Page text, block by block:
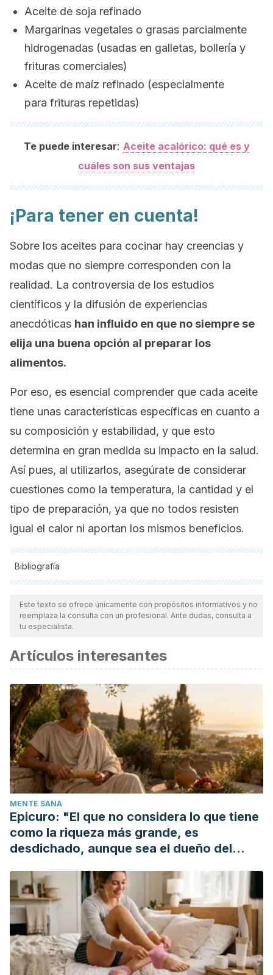
Aceite de soja refinado
Margarinas vegetales o grasas parcialmente
hidrogenadas (usadas en galletas, bollería y
frituras comerciales)
Aceite de maíz refinado (especialmente
para frituras repetidas)
Te puede interesar: Aceite acalórico: qué es y
cuáles son sus ventajas
¡Para tener en cuenta!
Sobre los aceites para cocinar hay creencias y
modas que no siempre corresponden con la
realidad. La controversia de los estudios
científicos y la difusión de experiencias
anecdóticas han influido en que no siempre se
elija una buena opción al preparar los
alimentos.
Por eso, es esencial comprender que cada aceite
tiene unas características específicas en cuanto a
su composición y estabilidad, y que esto
determina en gran medida su impacto en la salud.
Así pues, al utilizarlos, asegúrate de considerar
cuestiones como la temperatura, la cantidad y el
tipo de preparación, ya que no todos resisten
igual el calor ni aportan los mismos beneficios.
Bibliografía
Todas las fuentes citadas fueron revisadas a profundidad por
nuestro equipo, para asegurar su calidad, confiabilidad,
vigencia y validez.La bibliografía de este artículo fue
científica.
Bilal, R. M., Liu, C., Zhao, H., Wang, Y., Farag, M. R.,
Alagawany, M., Hassan, F. U., Elnesr, S. S., Elwan, H. A. M.,
Qiu, H., & Lin, Q. (2021). Olive Oil: Nutritional Applications,
Beneficial Health Aspects and its Prospective Application in
Poultry Production.Frontiers in pharmacology,12, 723040.
https://pmc.ncbi.nlm.nih.gov/articles/PMC8424077/
Chiavarini, M., Rosignoli, P., Giacchetta, I., & Fabiani, R.
(2024). Health Outcomes Associated with Olive Oil Intake:
An Umbrella Review of Meta-Analyses.
https://www.mdpi.com/2304-8158/13/16/2619
Flores, M., Saravia, C., Vergara, C. E., Avila, F., Valdés, H., &
Properties, and Applications.
Molecules (Basel,
Switzerland)
, 24(11), 2172.
https://pmc.ncbi.nlm.nih.gov/articles/PMC6600360/
Foscolou, A., Critselis, E., & Panagiotakos, D. (2018). Olive
oil consumption and human health: A narrative review.
Maturitas,118, 60-66.
Este texto se ofrece únicamente con propósitos informativos y no
reemplaza la consulta con un profesional. Ante dudas, consulta a
tu especialista.
Artículos interesantes
MENTE SANA
Epicuro: "El que no considera lo que tiene
como la riqueza más grande, es
desdichado, aunque sea el dueño del